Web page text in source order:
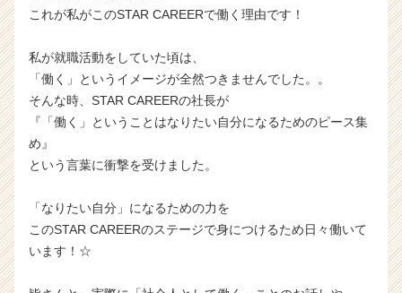
これが私がこのSTAR CAREERで働く理由です！
私が就職活動をしていた頃は、
「働く」というイメージが全然つきませんでした。。
そんな時、STAR CAREERの社長が
『「働く」ということはなりたい自分になるためのピース集
め』
という言葉に衝撃を受けました。
「なりたい自分」になるための力を
このSTAR CAREERのステージで身につけるため日々働いて
います！☆